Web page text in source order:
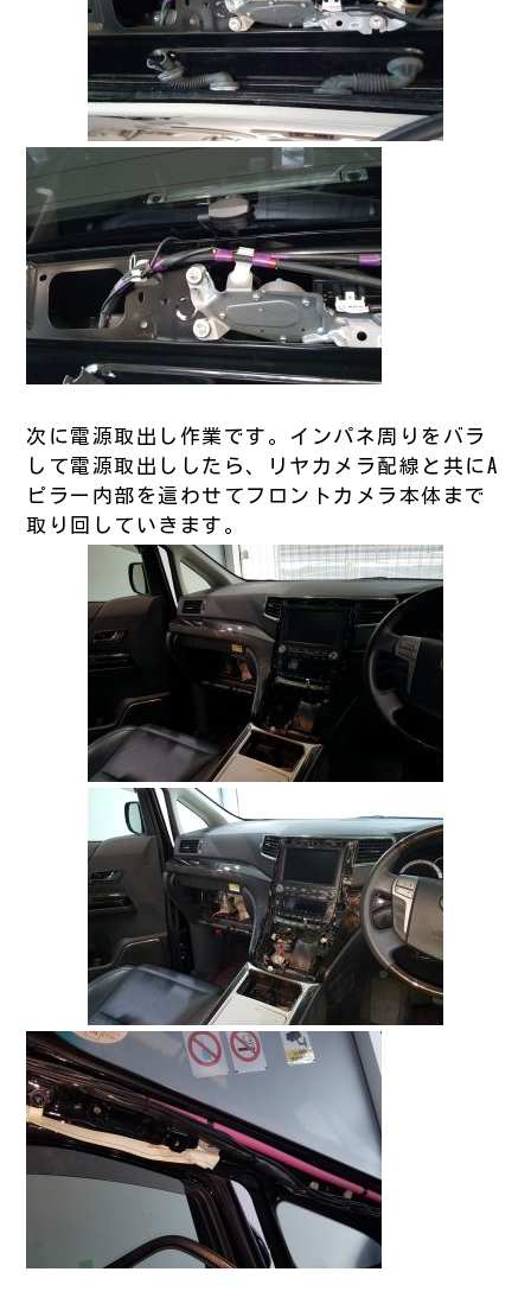
次に電源取出し作業です。インパネ周りをバラ
して電源取出ししたら、リヤカメラ配線と共にA
ピラー内部を這わせてフロントカメラ本体まで
取り回していきます。